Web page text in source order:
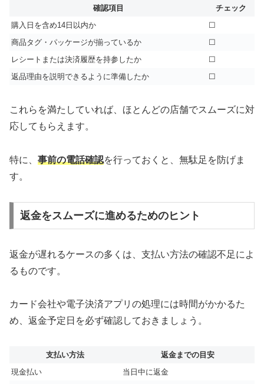
確認項目
チェック
購入日を含め14日以内か
☐
商品タグ・パッケージが揃っているか
☐
レシートまたは決済履歴を持参したか
☐
返品理由を説明できるように準備したか
☐
これらを満たしていれば、ほとんどの店舗でスムーズに対
応してもらえます。
特に、 事前の電話確認を行っておくと、無駄足を防げま
す。
返金をスムーズに進めるためのヒント
返金が遅れるケースの多くは、支払い方法の確認不足によ
るものです。
カード会社や電子決済アプリの処理には時間がかかるた
め、返金予定日を必ず確認しておきましょう。
支払い方法
返金までの目安
現金払い
当日中に返金